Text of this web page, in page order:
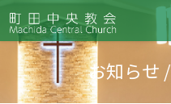
お知らせ